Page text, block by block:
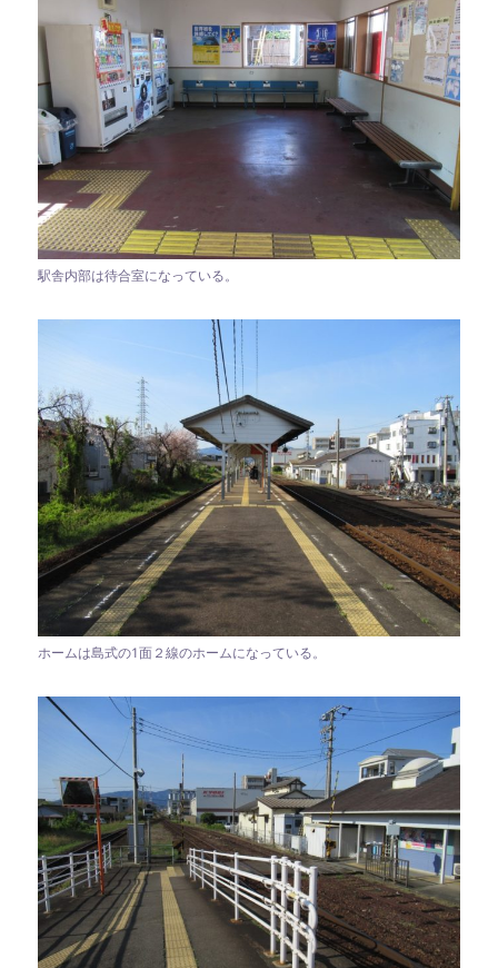
駅舎内部は待合室になっている。
ホームは島式の1面２線のホームになっている。